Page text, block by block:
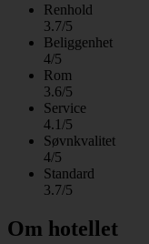
Renhold
3.7/5
Beliggenhet
4/5
Rom
3.6/5
Service
4.1/5
Søvnkvalitet
4/5
Standard
3.7/5
Om hotellet